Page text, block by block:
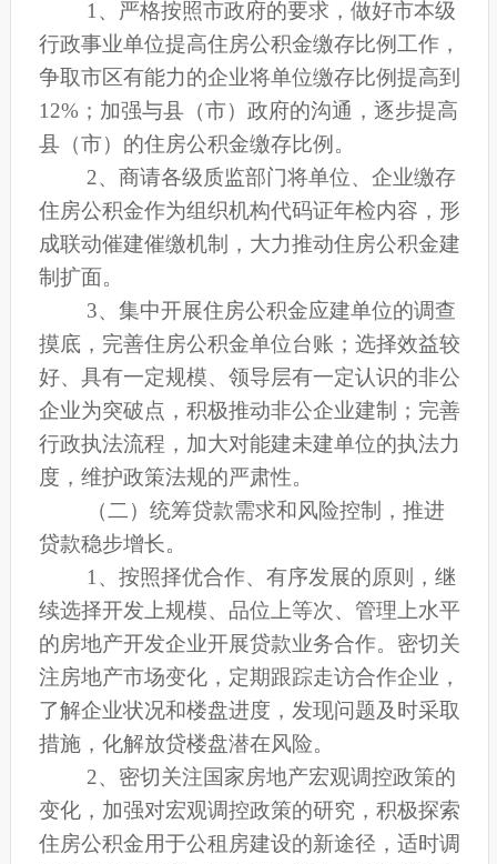
1、严格按照市政府的要求，做好市本级
行政事业单位提高住房公积金缴存比例工作，
争取市区有能力的企业将单位缴存比例提高到
12%；加强与县（市）政府的沟通，逐步提高
县（市）的住房公积金缴存比例。
2、商请各级质监部门将单位、企业缴存
住房公积金作为组织机构代码证年检内容，形
成联动催建催缴机制，大力推动住房公积金建
制扩面。
3、集中开展住房公积金应建单位的调查
摸底，完善住房公积金单位台账；选择效益较
好、具有一定规模、领导层有一定认识的非公
企业为突破点，积极推动非公企业建制；完善
行政执法流程，加大对能建未建单位的执法力
度，维护政策法规的严肃性。
（二）统筹贷款需求和风险控制，推进
贷款稳步增长。
1、按照择优合作、有序发展的原则，继
续选择开发上规模、品位上等次、管理上水平
的房地产开发企业开展贷款业务合作。密切关
注房地产市场变化，定期跟踪走访合作企业，
了解企业状况和楼盘进度，发现问题及时采取
措施，化解放贷楼盘潜在风险。
2、密切关注国家房地产宏观调控政策的
变化，加强对宏观调控政策的研究，积极探索
住房公积金用于公租房建设的新途径，适时调